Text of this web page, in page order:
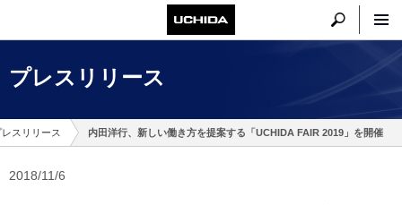
プレスリリース
レスリリース 内田洋行、新しい働き方を提案する「UCHIDA FAIR 2019」を開催
2018/11/6